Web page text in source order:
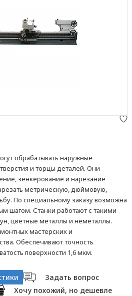
обрабатывать наружные
и торцы деталей. Они
зенкерование и нарезание
метрическую, дюймовую,
По специальному заказу возможна
шагом. Станки работают с такими
цветные металлы и неметаллы.
мастерских и
Обеспечивают точность
поверхности 1,6 мкм.
Задать вопрос
Хочу похожий, но дешевле